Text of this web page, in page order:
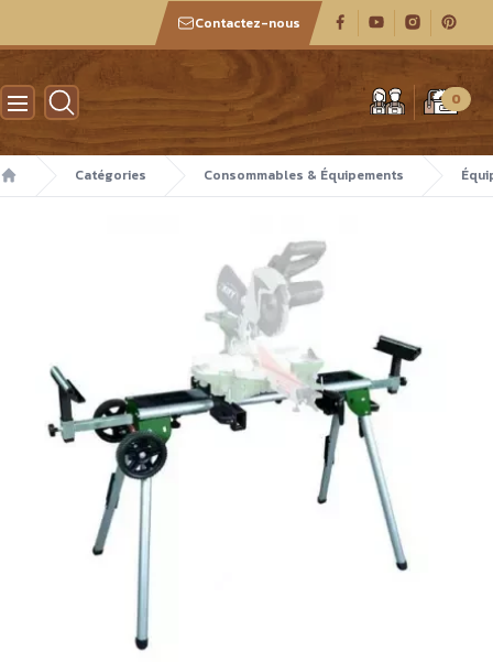
Contactez-nous
Atelier des boiseux 0
Accueil
Catégories Consommables & Équipements